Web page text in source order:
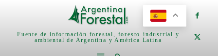
Fuente de información forestal, foresto-industrial y
ambiental de Argentina y América Latina